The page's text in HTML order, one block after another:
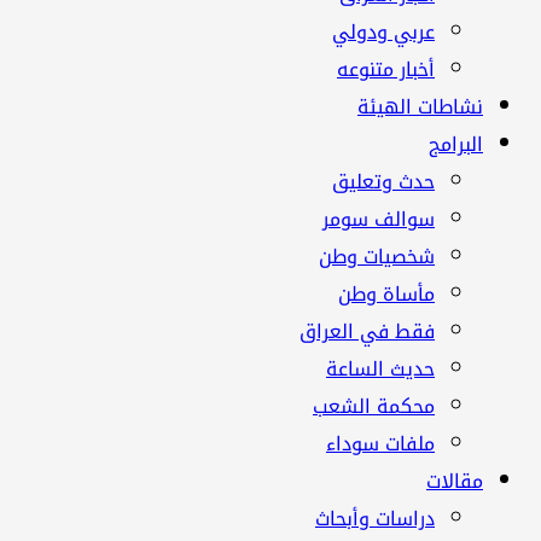
عربي ودولي
أخبار متنوعه
نشاطات الهيئة
البرامج
حدث وتعليق
سوالف سومر
شخصيات وطن
مأساة وطن
فقط في العراق
حديث الساعة
محكمة الشعب
ملفات سوداء
مقالات
دراسات وأبحاث